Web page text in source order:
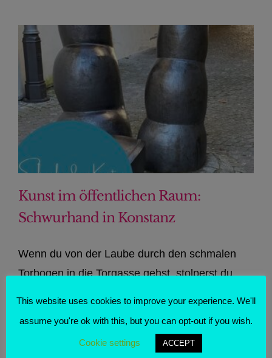
Kunst im öffentlichen Raum:
Schwurhand in Konstanz
Wenn du von der Laube durch den schmalen
Torbogen in die Torgasse gehst, stolperst du
aber wenn man was auf dem Handy sucht, dann
kann man schon mal dagegen laufen. Sie wird
This website uses cookies to improve your experience. We'll
assume you're ok with this, but you can opt-out if you wish.
Cookie settings ACCEPT